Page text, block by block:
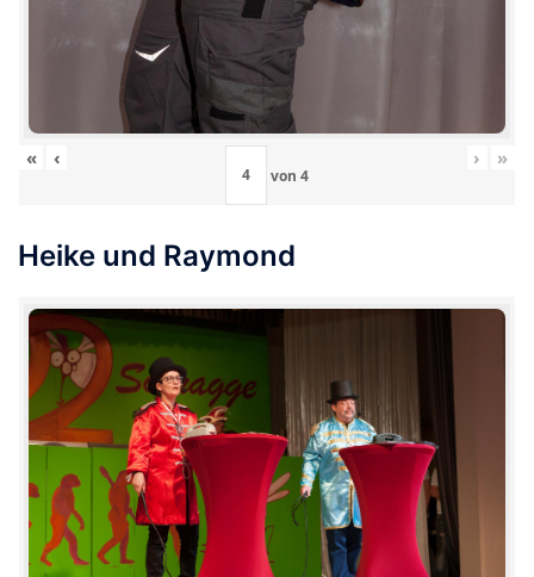
« ‹
von 4
› »
Heike und Raymond